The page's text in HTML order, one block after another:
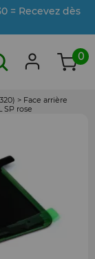
= Recevez dès
0
> Face arrière
SP rose